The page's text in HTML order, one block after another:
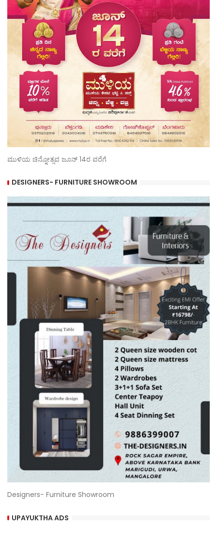
ಮುಳಿಯ ಚಿನ್ನೋತ್ಸವ ಜೂನ್ 14ರ ವರೆಗೆ
DESIGNERS- FURNITURE SHOWROOM
Designers- Furniture Showroom
UPAYUKTHA ADS